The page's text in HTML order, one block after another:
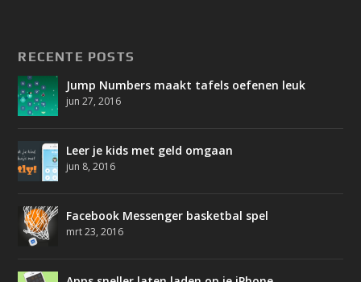
RECENTE POSTS
Jump Numbers maakt tafels oefenen leuk
jun 27, 2016
Leer je kids met geld omgaan
jun 8, 2016
Facebook Messenger basketbal spel
mrt 23, 2016